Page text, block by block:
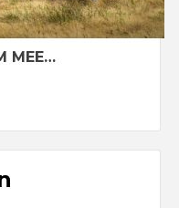
MEE…